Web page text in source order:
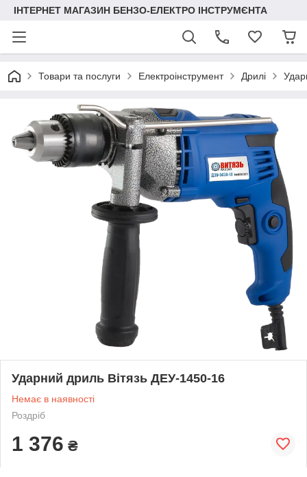
ІНТЕРНЕТ МАГАЗИН БЕНЗО-ЕЛЕКТРО ІНСТРУМЄНТА
Товари та послуги Електроінструмент Дрилі
Ударний дриль Вітязь ДЕУ-1450-16
Немає в наявності
Роздріб
1 376 ₴